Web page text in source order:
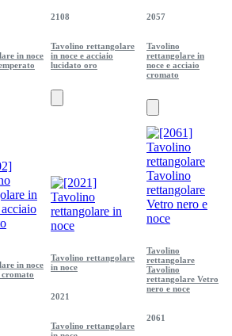
in noce
2108
Tavolino rettangolare
in noce e acciaio
lucidato oro
2057
Tavolino
rettangolare in
noce e acciaio
cromato
in noce
cromato
Tavolino rettangolare
in noce
2021
Tavolino rettangolare
Tavolino
rettangolare
Tavolino
rettangolare Vetro
nero e noce
2061